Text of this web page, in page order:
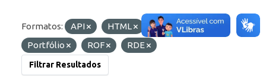
Formatos: API HTML
Etiquetas:
Portfólio
ROF RDE
Filtrar Resultados